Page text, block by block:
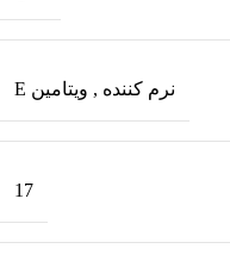
نرم کننده , ویتامین E
17